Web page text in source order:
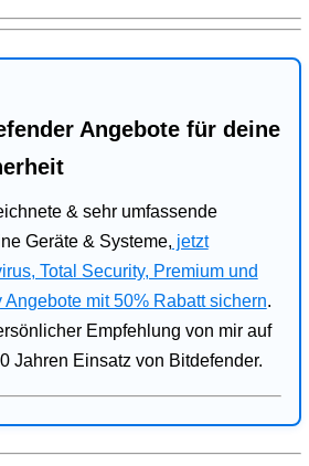
Angebote für deine
& sehr umfassende
Geräte & Systeme, jetzt
Total Security, Premium und
Angebote mit 50% Rabatt sichern.
Empfehlung von mir auf
Jahren Einsatz von Bitdefender.